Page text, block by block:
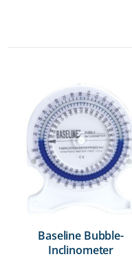
Baseline Bubble-
Inclinometer